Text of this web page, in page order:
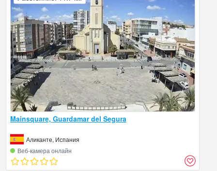
Mainsquare, Guardamar del Segura
Аликанте, Испания
Веб‑камера онлайн